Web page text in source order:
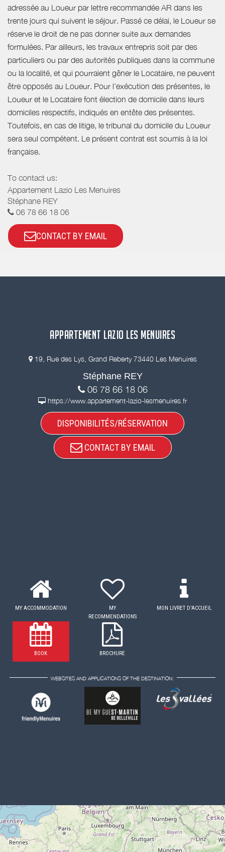
adressée au Loueur par lettre recommandée AR dans les
trente jours qui suivent le séjour. Passé ce délai, le Loueur se
réserve le droit de ne pas donner suite aux demandes
formulées. Par ailleurs, les travaux entrepris soit par des
particuliers ou par des autorités publiques dans la commune
ou la localité, et qui pourraient gêner le Locataire, ne peuvent
être opposés au Loueur. Pour l’exécution des présentes, le
Loueur et le Locataire font élection de domicile dans leurs
domiciles respectifs, indiqués en entête des présentes.
Toutefois, en cas de litige, le tribunal du domicile du Loueur
sera seul compétent. Le présent contrat est soumis à la loi
française.
To contact us:
Appartement Lazio Les Menuires
Stéphane REY
06 78 66 18 06
CONTACT BY EMAIL
APPARTEMENT LAZIO LES MENUIRES
19, Rue des Lys, Grand Reberty 73440 Les Menuires
Stéphane REY
06 78 66 18 06
https://www.appartement-lazio-lesmenuires.fr
DISPONIBILITÉS/RÉSERVATION
CONTACT BY EMAIL
MY ACCOMMODATION
MY
RECOMMENDATIONS
MON LIVRET D'ACCUEIL
BOOK BROCHURE
WEBSITES AND APPLICATIONS OF THE DESTINATION: